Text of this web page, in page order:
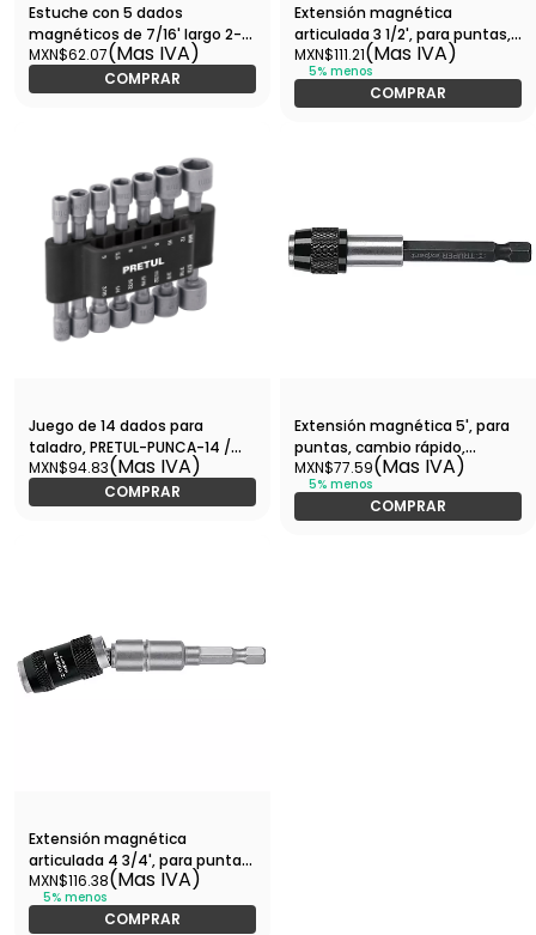
Estuche con 5 dados
magnéticos de 7/16' largo 2-
1/2', Expert-PUDE-9087 / 12943
MXN$62.07(Mas IVA)
COMPRAR
Extensión magnética
articulada 3 1/2', para puntas,
EXPERT-PUDE-9090 / 11875
MXN$111.21(Mas IVA)
5% menos
COMPRAR
Juego de 14 dados para
taladro, PRETUL-PUNCA-14 /
12844
MXN$94.83(Mas IVA)
COMPRAR
Extensión magnética 5', para
puntas, cambio rápido,
EXPERT-PUDE-90125 / 101964
MXN$77.59(Mas IVA)
5% menos
COMPRAR
Extensión magnética
articulada 4 3/4', para puntas,
EXPERT-PUDE-90120 / 101965
MXN$116.38(Mas IVA)
5% menos
COMPRAR